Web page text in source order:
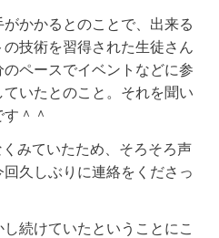
かかるとのことで、出来る
技術を習得された生徒さん
ペースでイベントなどに参
いたとのこと。それを聞い
＾＾
みていたため、そろそろ声
久しぶりに連絡をくださっ
続けていたということにこ